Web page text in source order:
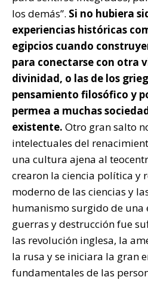
los demás”. Si no hubiera
experiencias históricas
egipcios cuando
para conectarse con otra
divinidad, o las de los
pensamiento filosófico y
permea a muchas
existente. Otro gran salto
intelectuales del
una cultura ajena al
crearon la ciencia política y
moderno de las ciencias y
humanismo surgido de una
guerras y destrucción fue
las revolución inglesa, la
la rusa y se iniciara la gran
fundamentales de las